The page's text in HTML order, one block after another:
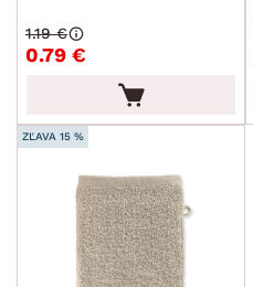
0.79 €
1.19 €
ZĽAVA 15 %